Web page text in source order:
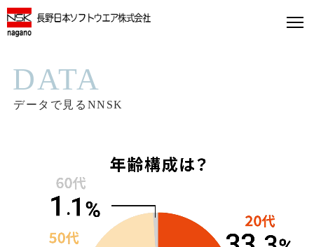
DATA
データで見るNNSK